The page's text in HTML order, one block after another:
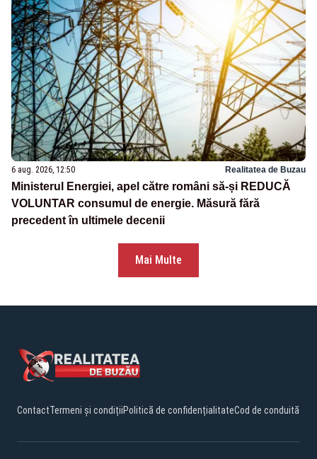
6 aug. 2026, 12:50 Realitatea de Buzau
Ministerul Energiei, apel către români să-și REDUCĂ
VOLUNTAR consumul de energie. Măsură fără
precedent în ultimele decenii
Mai Multe
ContactTermeni și condițiiPolitică de confidențialitateCod de conduită